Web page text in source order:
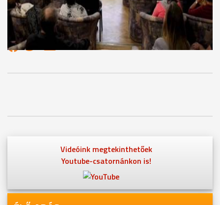
MEGOSZTÁS
Videóink megtekinthetőek
Youtube-csatornánkon is!